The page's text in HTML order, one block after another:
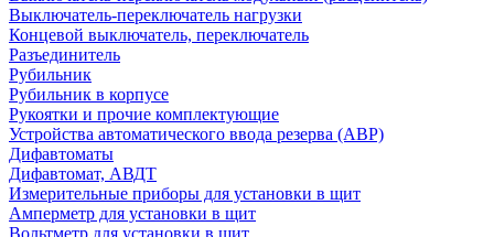
Выключатель-переключатель нагрузки
Концевой выключатель, переключатель
Разъединитель
Рубильник
Рубильник в корпусе
Рукоятки и прочие комплектующие
Устройства автоматического ввода резерва (АВР)
Дифавтоматы
Дифавтомат, АВДТ
Измерительные приборы для установки в щит
Амперметр для установки в щит
Вольтметр для установки в щит